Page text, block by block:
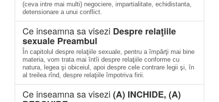
(ceva intre mai multi) negociere, impartialitate, echidistanta,
detensionare a unui conflict.
Ce inseamna sa visezi Despre relaţiile
sexuale Preambul
În capitolul despre relaţiile sexuale, pentru a împărţi mai bine
materia, vom trata mai întîi despre relaţiile conforme cu
natura, legea şi obiceiul, apoi despre cele contrare legii şi, în
al treilea rînd, despre relaţiile împotriva firii.
Ce inseamna sa visezi (A) INCHIDE, (A)